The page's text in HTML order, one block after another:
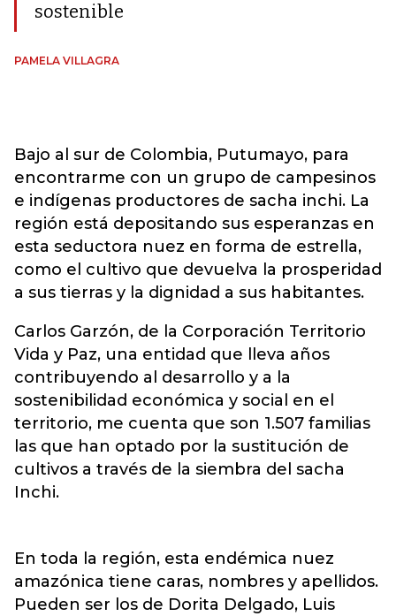
sostenible
PAMELA VILLAGRA
Bajo al sur de Colombia, Putumayo, para
encontrarme con un grupo de campesinos
e indígenas productores de sacha inchi. La
región está depositando sus esperanzas en
esta seductora nuez en forma de estrella,
como el cultivo que devuelva la prosperidad
a sus tierras y la dignidad a sus habitantes.
Carlos Garzón, de la Corporación Territorio
Vida y Paz, una entidad que lleva años
contribuyendo al desarrollo y a la
sostenibilidad económica y social en el
territorio, me cuenta que son 1.507 familias
las que han optado por la sustitución de
cultivos a través de la siembra del sacha
Inchi.
En toda la región, esta endémica nuez
amazónica tiene caras, nombres y apellidos.
Pueden ser los de Dorita Delgado, Luis